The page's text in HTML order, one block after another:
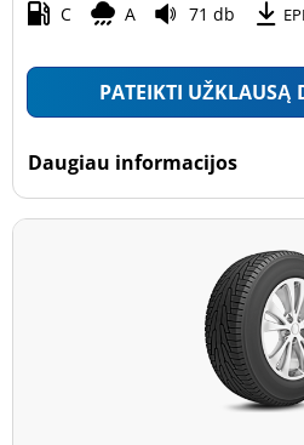
C A 71 db
PATEIKTI UŽKLAUSĄ
Daugiau informacijos